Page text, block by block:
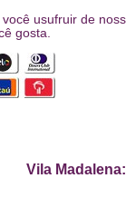
usufruir de
gosta.
Vila Madalena: